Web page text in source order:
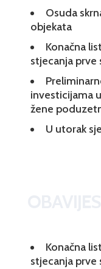
Osuda
objekata
Konačna
stjecanja prve
investicijama
žene
U utorak
Konačna
stjecanja prve